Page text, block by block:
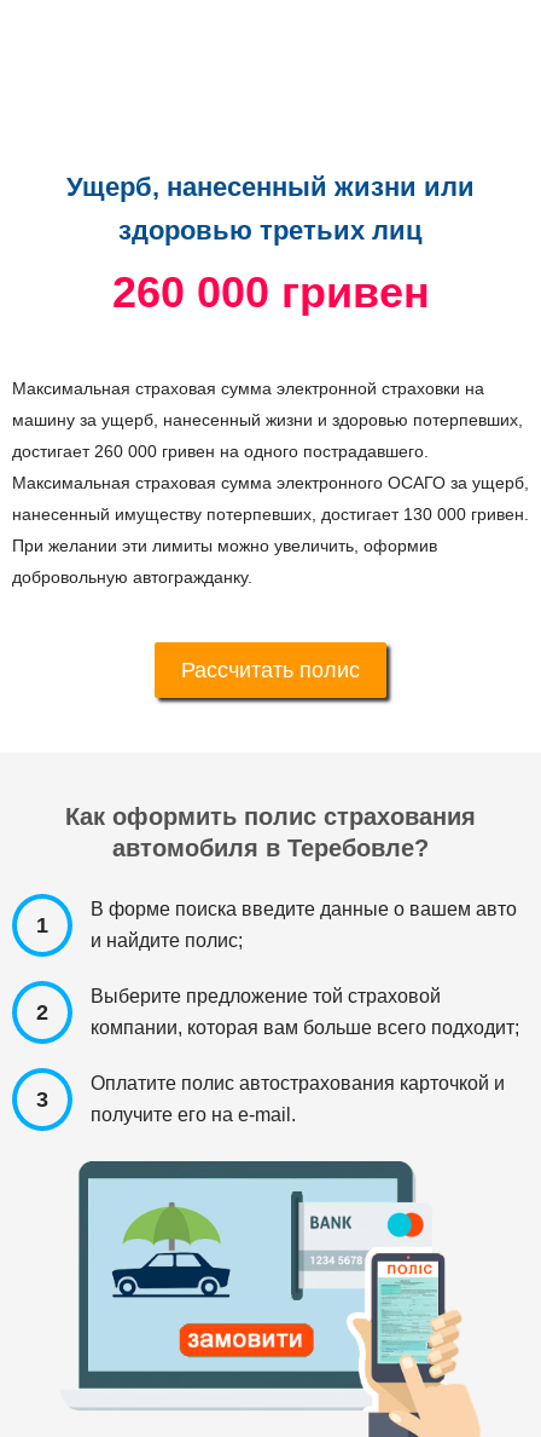
Ущерб, нанесенный жизни или
здоровью третьих лиц
260 000 гривен
Максимальная страховая сумма электронной страховки на
машину за ущерб, нанесенный жизни и здоровью потерпевших,
достигает 260 000 гривен на одного пострадавшего.
Максимальная страховая сумма электронного ОСАГО за ущерб,
нанесенный имуществу потерпевших, достигает 130 000 гривен.
При желании эти лимиты можно увеличить, оформив
добровольную автогражданку.
Рассчитать полис
Как оформить полис страхования
автомобиля в Теребовле?
1
В форме поиска введите данные о вашем авто
и найдите полис;
2
Выберите предложение той страховой
компании, которая вам больше всего подходит;
3
Оплатите полис автострахования карточкой и
получите его на e-mail.